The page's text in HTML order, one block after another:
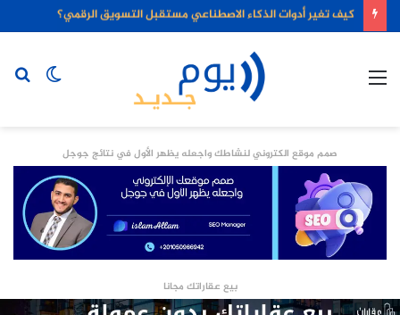
كيف تغير أدوات الذكاء الاصطناعي مستقبل التسويق الرقمي؟
الوضع
صمم موقع الكتروني لنشاطك واجعله يظهر الأول في نتائج جوجل
بيع عقاراتك مجانا